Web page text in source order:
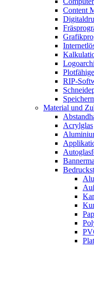
Content
RIP-
Material und
Acrylglas